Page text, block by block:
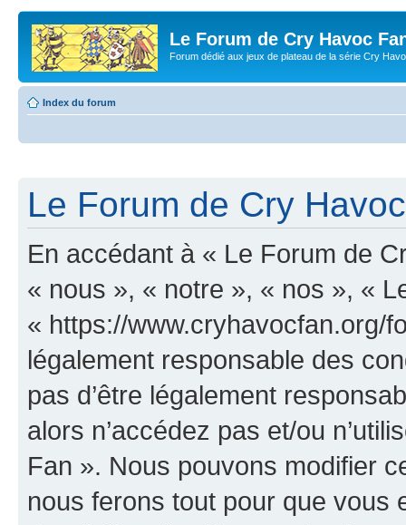
Le Forum de Cry Havoc
Forum dédié aux jeux de plateau de la série Cry
Index du forum
Le Forum de Cry
En accédant à « Le Forum de
« nous », « notre », « nos », «
« https://www.cryhavocfan.org/
légalement responsable des
pas d’être légalement
alors n’accédez pas et/ou
Fan ». Nous pouvons modifier
nous ferons tout pour que vous